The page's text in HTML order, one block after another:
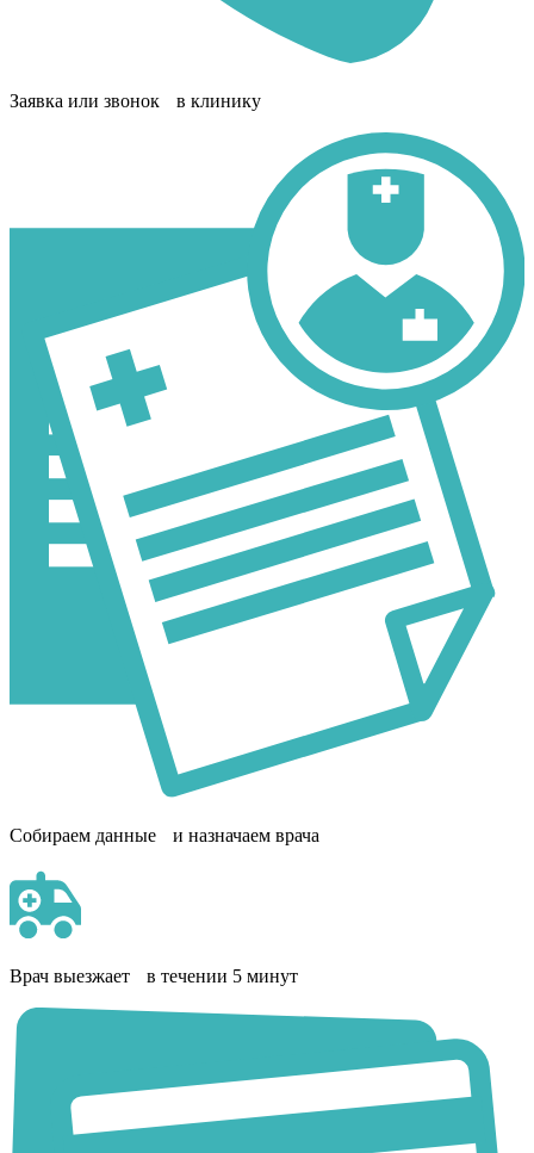
Заявка или звонок в клинику
Собираем данные и назначаем врача
Врач выезжает в течении 5 минут